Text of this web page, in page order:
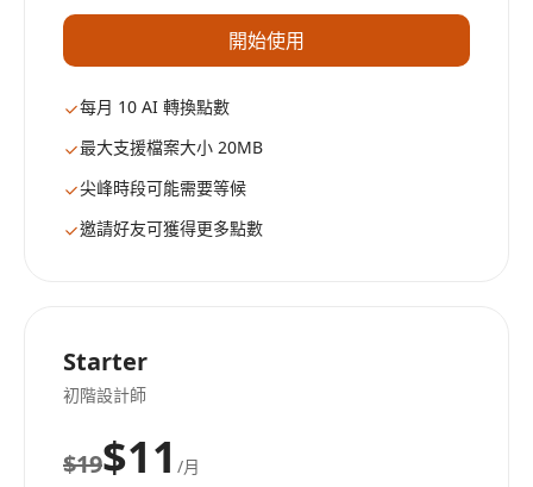
開始使用
每月 10 AI 轉換點數
最大支援檔案大小 20MB
尖峰時段可能需要等候
邀請好友可獲得更多點數
Starter
初階設計師
$19$11 /月